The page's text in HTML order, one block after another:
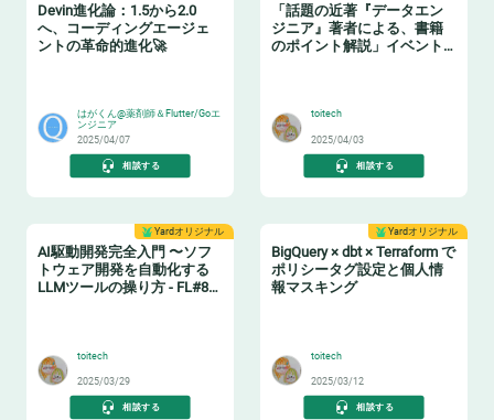
Devin進化論：1.5から2.0
へ、コーディングエージェ
ントの革命的進化🚀
はがくん@薬剤師＆Flutter/Goエ
ンジニア
2025/04/07
相談する
「話題の近著『データエン
ジニア』著者による、書籍
のポイント解説」イベント
toitech
2025/04/03
相談する
Yardオリジナル
AI駆動開発完全入門 〜ソフ
トウェア開発を自動化する
LLMツールの操り方 - FL#87
toitech
2025/03/29
相談する
Yardオリジナル
BigQuery × dbt × Terraform で
ポリシータグ設定と個人情
報マスキング
toitech
2025/03/12
相談する